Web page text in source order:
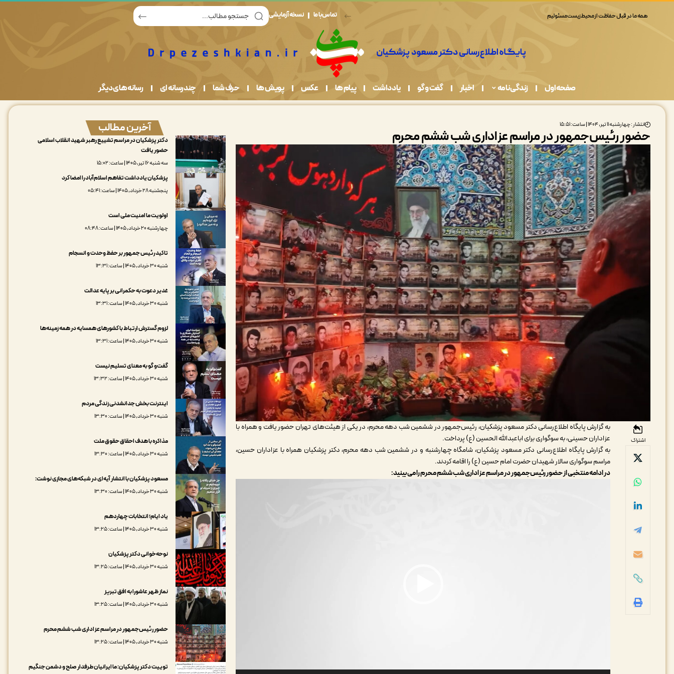
همه ما در قبال حفاظت از محیط زیست مسئولیم تماس با ما نسخه آزمایشی
صفحه اول زندگی نامه اخبار گفت و گو یادداشت پیام ها عکس پویش ها حرف شما چندرسانه ای رسانه های دیگر
انتشار : چهارشنبه ۱۱ تیر, ۱۴۰۴ | ساعت: ۱۵:۵۱
حضور رئیس‌جمهور در مراسم عزاداری شب ششم محرم
اشتراک
به گزارش پایگاه اطلاع‌رسانی دکتر مسعود پزشکیان، رئیس‌جمهور در ششمین شب دهه محرم، در یکی از هیئت‌های تهران حضور یافت و همراه با
عزاداران حسینی، به سوگواری برای اباعبدالله الحسین (ع) پرداخت.
به گزارش پایگاه اطلاع‌رسانی دکتر مسعود پزشکیان، شامگاه چهارشنبه و در ششمین شب دهه محرم، دکتر پزشکیان همراه با عزاداران حسین،
مراسم سوگواری سالار شهیدان حضرت امام حسین (ع) را اقامه کردند.
در ادامه منتخبی از حضور رئیس‌جمهور در مراسم عزاداری شب ششم محرم ‌را می‌بینید:
آخرین مطالب
دکتر پزشکیان در مراسم تشییع رهبر شهید انقلاب اسلامی
حضور یافت
سه شنبه ۱۶ تیر, ۱۴۰۵ | ساعت: ۱۵:۰۲
پزشکیان یادداشت تفاهم اسلام‌آباد را امضا کرد
پنجشنبه ۲۸ خرداد, ۱۴۰۵ | ساعت: ۰۵:۴۱
اولویت ما امنیت ملی است
چهارشنبه ۲۰ خرداد, ۱۴۰۵ | ساعت: ۰۸:۴۸
تاکید رئیس جمهور بر حفظ وحدت و انسجام
شنبه ۳۰ خرداد, ۱۴۰۵ | ساعت: ۱۳:۳۱
غدیر دعوت به حکمرانی بر پایه عدالت
شنبه ۳۰ خرداد, ۱۴۰۵ | ساعت: ۱۳:۳۱
لزوم گسترش ارتباط با کشورهای همسایه در همه زمینه‌ها
شنبه ۳۰ خرداد, ۱۴۰۵ | ساعت: ۱۳:۳۱
گفت‌و گو به معنای تسلیم نیست
شنبه ۳۰ خرداد, ۱۴۰۵ | ساعت: ۱۳:۳۲
اینترنت بخش جدانشدنی زندگی مردم
شنبه ۳۰ خرداد, ۱۴۰۵ | ساعت: ۱۳:۳۰
مذاکره‌ با هدف احقاق حقوق ملت
شنبه ۳۰ خرداد, ۱۴۰۵ | ساعت: ۱۳:۳۰
مسعود پزشکیان با انتشار آیه‌ای در شبکه‌های مجازی نوشت:
شنبه ۳۰ خرداد, ۱۴۰۵ | ساعت: ۱۳:۳۰
یاد ایام؛ انتخابات چهاردهم
شنبه ۳۰ خرداد, ۱۴۰۵ | ساعت: ۱۳:۲۵
نوحه‌خوانی دکتر پزشکیان
شنبه ۳۰ خرداد, ۱۴۰۵ | ساعت: ۱۳:۲۵
نماز ظهر عاشورا به افق تبریز
شنبه ۳۰ خرداد, ۱۴۰۵ | ساعت: ۱۳:۲۵
حضور رئیس‌جمهور در مراسم عزاداری شب ششم محرم
شنبه ۳۰ خرداد, ۱۴۰۵ | ساعت: ۱۳:۲۵
توییت دکتر پزشکیان: ما ایرانیان طرفدار صلح و دشمن جنگیم